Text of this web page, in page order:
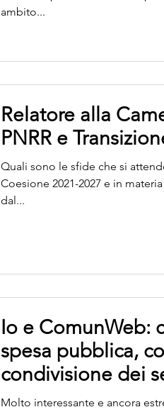
ambito...
Relatore alla
PNRR e
Quali sono le sfide che si
Coesione 2021-2027 e in
dal...
Io e ComunWeb:
spesa pubblica,
condivisione dei
Molto interessante e ancora